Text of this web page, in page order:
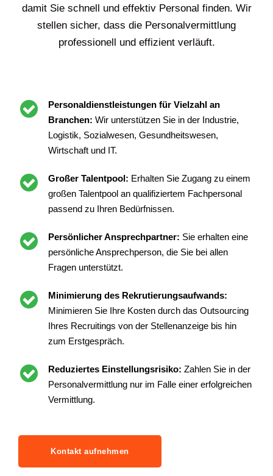
damit Sie schnell und effektiv Personal finden. Wir
stellen sicher, dass die Personalvermittlung
professionell und effizient verläuft.
Personaldienstleistungen für Vielzahl an
Branchen: Wir unterstützen Sie in der Industrie,
Logistik, Sozialwesen, Gesundheitswesen,
Wirtschaft und IT.
Großer Talentpool: Erhalten Sie Zugang zu einem
großen Talentpool an qualifiziertem Fachpersonal
passend zu Ihren Bedürfnissen.
Persönlicher Ansprechpartner: Sie erhalten eine
persönliche Ansprechperson, die Sie bei allen
Fragen unterstützt.
Minimierung des Rekrutierungsaufwands:
Minimieren Sie Ihre Kosten durch das Outsourcing
Ihres Recruitings von der Stellenanzeige bis hin
zum Erstgespräch.
Reduziertes Einstellungsrisiko: Zahlen Sie in der
Personalvermittlung nur im Falle einer erfolgreichen
Vermittlung.
Kontakt aufnehmen